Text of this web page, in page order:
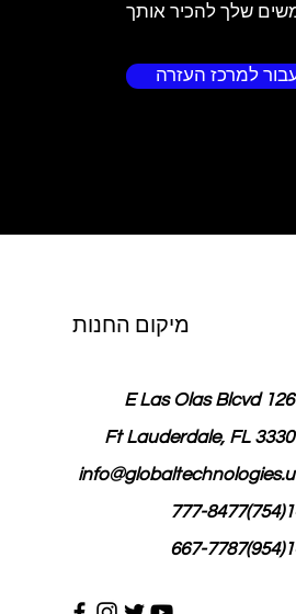
למרכז העזרה
מיקום החנות
1261 E Las
Ft Lauderdale, FL